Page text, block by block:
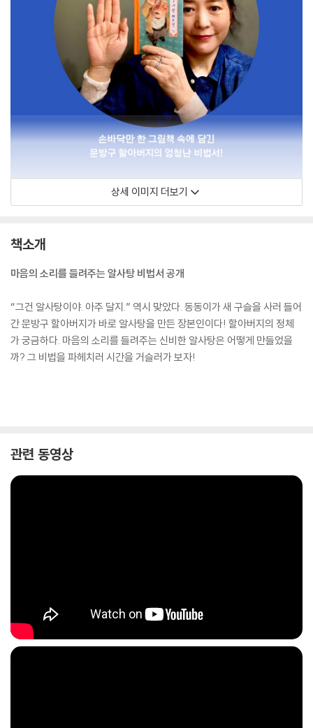
상세 이미지 더보기
책소개
마음의 소리를 들려주는 알사탕 비법서 공개
“그건 알사탕이야. 아주 달지.” 역시 맞았다. 동동이가 새 구슬을 사러 들어
간 문방구 할아버지가 바로 알사탕을 만든 장본인이다! 할아버지의 정체
가 궁금하다. 마음의 소리를 들려주는 신비한 알사탕은 어떻게 만들었을
까? 그 비법을 파헤치러 시간을 거슬러가 보자!
관련 동영상